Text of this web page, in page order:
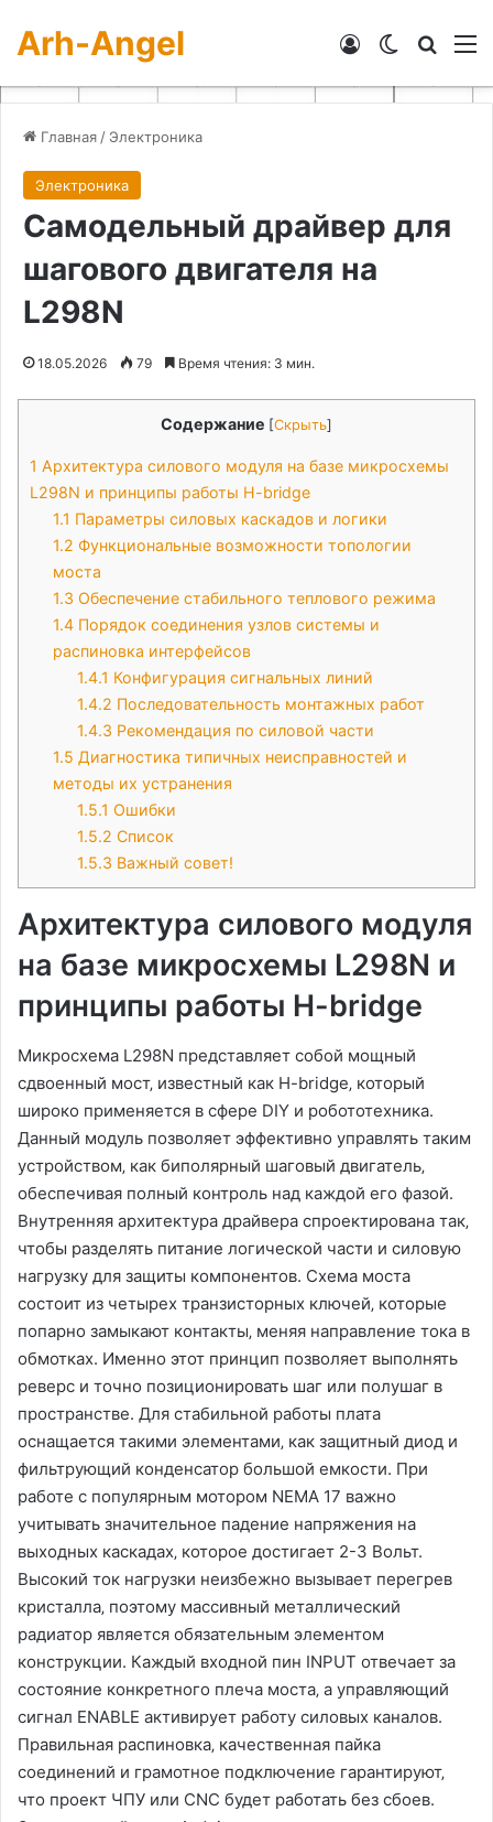
Arh-Angel Switch skin
Войти
Главная / Электроника
Электроника
Самодельный драйвер для
шагового двигателя на
L298N
18.05.2026 79 Время чтения: 3 мин.
Содержание [Скрыть]
1 Архитектура силового модуля на базе микросхемы
L298N и принципы работы H-bridge
1.1 Параметры силовых каскадов и логики
1.2 Функциональные возможности топологии
моста
1.3 Обеспечение стабильного теплового режима
1.4 Порядок соединения узлов системы и
распиновка интерфейсов
1.4.1 Конфигурация сигнальных линий
1.4.2 Последовательность монтажных работ
1.4.3 Рекомендация по силовой части
1.5 Диагностика типичных неисправностей и
методы их устранения
1.5.1 Ошибки
1.5.2 Список
1.5.3 Важный совет!
Архитектура силового модуля
на базе микросхемы L298N и
принципы работы H-bridge
Микросхема L298N представляет собой мощный
сдвоенный мост‚ известный как H-bridge‚ который
широко применяется в сфере DIY и робототехника.
Данный модуль позволяет эффективно управлять таким
устройством‚ как биполярный шаговый двигатель‚
обеспечивая полный контроль над каждой его фазой.
Внутренняя архитектура драйвера спроектирована так‚
чтобы разделять питание логической части и силовую
нагрузку для защиты компонентов. Схема моста
состоит из четырех транзисторных ключей‚ которые
попарно замыкают контакты‚ меняя направление тока в
обмотках. Именно этот принцип позволяет выполнять
реверс и точно позиционировать шаг или полушаг в
пространстве. Для стабильной работы плата
оснащается такими элементами‚ как защитный диод и
фильтрующий конденсатор большой емкости. При
работе с популярным мотором NEMA 17 важно
учитывать значительное падение напряжения на
выходных каскадах‚ которое достигает 2-3 Вольт.
Высокий ток нагрузки неизбежно вызывает перегрев
кристалла‚ поэтому массивный металлический
радиатор является обязательным элементом
конструкции. Каждый входной пин INPUT отвечает за
состояние конкретного плеча моста‚ а управляющий
сигнал ENABLE активирует работу силовых каналов.
Правильная распиновка‚ качественная пайка
соединений и грамотное подключение гарантируют‚
что проект ЧПУ или CNC будет работать без сбоев.